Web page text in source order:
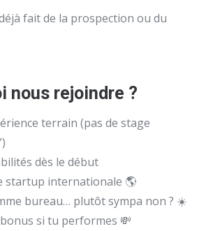
fait de la prospection ou du
nous rejoindre ?
terrain (pas de stage
dès le début
startup internationale 🌎
bureau… plutôt sympa non ? ☀️
si tu performes 💸